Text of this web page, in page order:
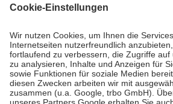
Grundsätzlich leisten Mitglieder
höchstens zehn Euro.
Es sind jedoch nie
Kosten der Leistung zu entrichten.
Diese Regeln gelten grundsätzlich auch für
Bei Heilmitteln und häuslicher
Zuzahlung zehn Prozent der Kosten sowie
Verordnung.